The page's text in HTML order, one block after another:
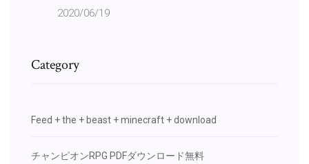
2020/06/19
Category
Feed + the + beast + minecraft + download
チャンピオンRPG PDFダウンロード無料